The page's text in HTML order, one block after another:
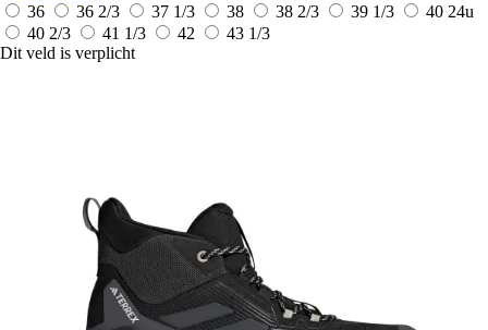
36
36 2/3 37 1/3 38 38 2/3 39 1/3 40 24u
40 2/3
41 1/3 42
43 1/3
Dit veld is verplicht